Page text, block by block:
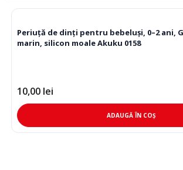
Periuță de dinți pentru bebeluși, 0–2 ani,
marin, silicon moale Akuku 0158
10,00 lei
ADAUGĂ ÎN COȘ